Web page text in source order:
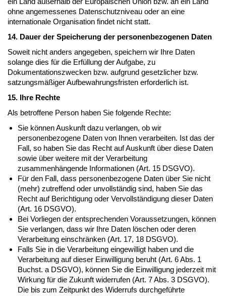
ohne angemessenes Datenschutzniveau oder an eine
internationale Organisation findet nicht statt.
14. Dauer der Speicherung der personenbezogenen Daten
Soweit nicht anders angegeben, speichern wir Ihre Daten
solange dies für die Erfüllung der Aufgabe, zu
Dokumentationszwecken bzw. aufgrund gesetzlicher bzw.
satzungsmäßiger Aufbewahrungsfristen erforderlich ist.
15. Ihre Rechte
Als betroffene Person haben Sie folgende Rechte:
Sie können Auskunft dazu verlangen, ob wir
personenbezogene Daten von Ihnen verarbeiten. Ist das der
Fall, so haben Sie das Recht auf Auskunft über diese Daten
sowie über weitere mit der Verarbeitung
zusammenhängende Informationen (Art. 15 DSGVO).
Für den Fall, dass personenbezogene Daten über Sie nicht
(mehr) zutreffend oder unvollständig sind, haben Sie das
Recht auf Berichtigung oder Vervollständigung dieser Daten
(Art. 16 DSGVO).
Bei Vorliegen der entsprechenden Voraussetzungen, können
Sie verlangen, dass wir Ihre Daten löschen oder deren
Verarbeitung einschränken (Art. 17, 18 DSGVO).
Falls Sie in die Verarbeitung eingewilligt haben und die
Verarbeitung auf dieser Einwilligung beruht (Art. 6 Abs. 1
Buchst. a DSGVO), können Sie die Einwilligung jederzeit mit
Wirkung für die Zukunft widerrufen (Art. 7 Abs. 3 DSGVO).
Die bis zum Zeitpunkt des Widerrufs durchgeführte